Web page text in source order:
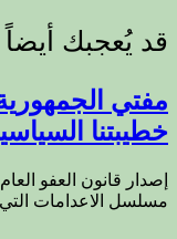
مفتي
خطيبتنا
مسلسل الاعدامات